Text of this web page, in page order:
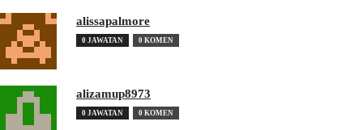
alissapalmore
0 JAWATAN 0 KOMEN
alizamup8973
0 JAWATAN 0 KOMEN